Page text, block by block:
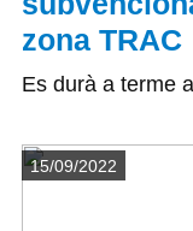
zona TRAC
Es durà a terme
Detalls
15/09/2022